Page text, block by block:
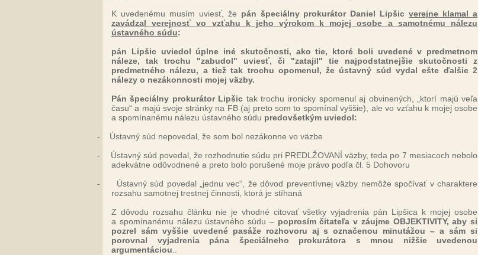
K uvedenému musím uviesť, že pán špeciálny prokurátor Daniel Lipšicverejne klamal a
zavádzal verejnosť vo vzťahu k jeho výrokom k mojej osobe a samotnému nálezu
ústavného súdu:
pán Lipšic uviedol úplne iné skutočnosti, ako tie, ktoré boli uvedené v predmetnom
náleze, tak trochu "zabudol" uviesť, či "zatajil" tie najpodstatnejšie skutočnosti z
predmetného nálezu, a tiež tak trochu opomenul, že ústavný súd vydal ešte ďalšie 2
nálezy o nezákonnosti mojej väzby.
Pán špeciálny prokurátor Lipšic tak trochu ironicky spomenul aj obvinených, „ktorí majú veľa
času“ a majú svoje stránky na FB (aj preto som to spomínal vyššie), ale vo vzťahu k mojej osobe
a spomínanému nálezu ústavného súdu predovšetkým uviedol:
-
Ústavný súd nepovedal, že som bol nezákonne vo väzbe
-
Ústavný súd povedal, že rozhodnutie súdu pri PREDLŽOVANÍ väzby, teda po 7 mesiacoch nebolo
adekvátne odôvodnené a preto bolo porušené moje právo podľa čl. 5 Dohovoru
-
Ústavný súd povedal „jednu vec“, že dôvod preventívnej väzby nemôže spočívať v charaktere
rozsahu samotnej trestnej činnosti, ktorá je stíhaná
Z dôvodu rozsahu článku nie je vhodné citovať všetky vyjadrenia pán Lipšica k mojej osobe
a spomínanému nálezu ústavného súdu – poprosím čitateľa v záujme OBJEKTIVITY, aby si
pozrel sám vyššie uvedené pasáže rozhovoru aj s označenou minutážou – a sám si
porovnal vyjadrenia pána špeciálneho prokurátora s mnou nižšie uvedenou
argumentáciou